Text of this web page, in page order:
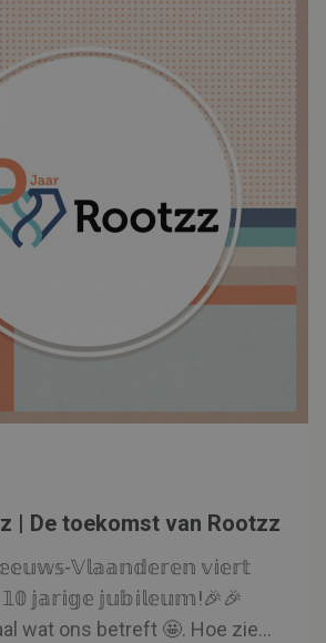
| De toekomst van Rootzz
𝕍𝕝𝕒𝕒𝕟𝕕𝕖𝕣𝕖𝕟 𝕧𝕚𝕖𝕣𝕥
𝕛𝕒𝕣𝕚𝕘𝕖 𝕛𝕦𝕓𝕚𝕝𝕖𝕦𝕞!🎉🎉
ons betreft 🤩. Hoe ziet